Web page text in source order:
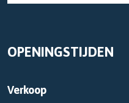
OPENINGSTIJDEN
Verkoop